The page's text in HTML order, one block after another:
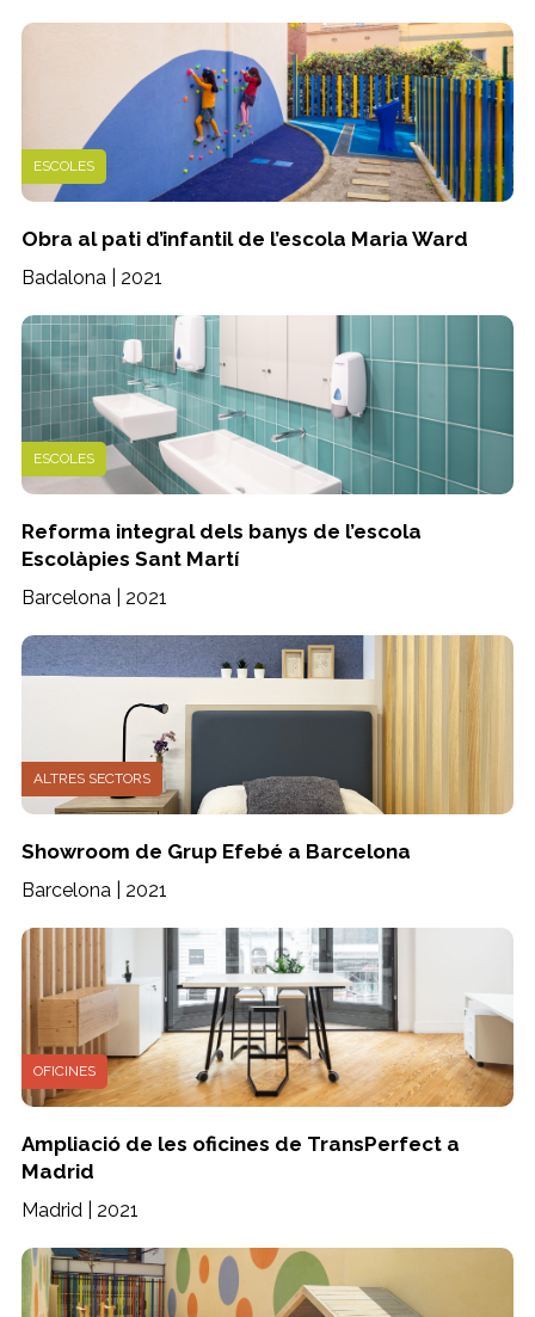
ESCOLES
Obra al pati d’infantil de l’escola Maria Ward
Badalona | 2021
ESCOLES
Reforma integral dels banys de l’escola
Escolàpies Sant Martí
Barcelona | 2021
ALTRES SECTORS
Showroom de Grup Efebé a Barcelona
Barcelona | 2021
OFICINES
Ampliació de les oficines de TransPerfect a
Madrid
Madrid | 2021